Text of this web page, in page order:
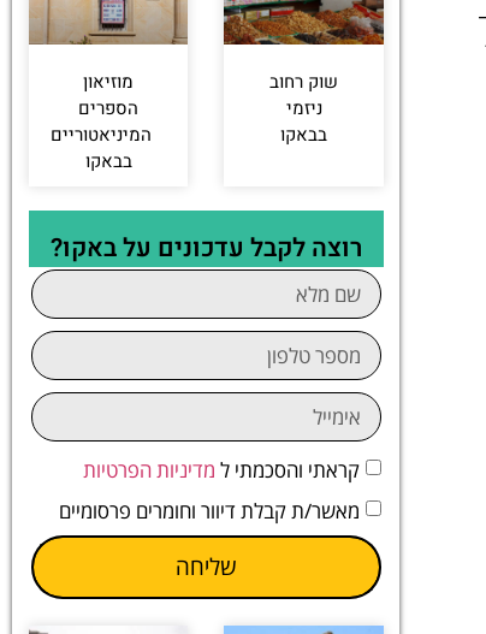
שוק רחוב
ניזמי
בבאקו
מוזיאון
הספרים
המיניאטוריים
בבאקו
רוצה לקבל עדכונים על באקו?
קראתי והסכמתי ל מדיניות הפרטיות
מאשר/ת קבלת דיוור וחומרים פרסומיים
שליחה